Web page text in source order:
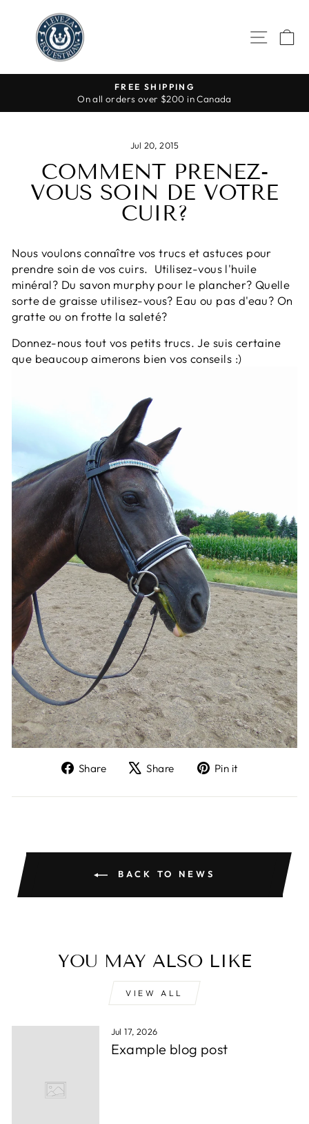
content
SITE
Pause
FREE SHIPPING
On all orders over $200 in Canada
Jul 20, 2015
COMMENT PRENEZ-
VOUS SOIN DE VOTRE
CUIR?
Nous voulons connaître vos trucs et astuces pour
prendre soin de vos cuirs. Utilisez-vous l'huile
minéral? Du savon murphy pour le plancher? Quelle
sorte de graisse utilisez-vous? Eau ou pas d'eau? On
gratte ou on frotte la saleté?
Donnez-nous tout vos petits trucs. Je suis certaine
que beaucoup aimerons bien vos conseils :)
Share
Share
Facebook
Share
Tweet
X
Pin it
Pinterest
BACK TO NEWS
YOU MAY ALSO LIKE
VIEW ALL
Jul 17, 2026
Example blog post